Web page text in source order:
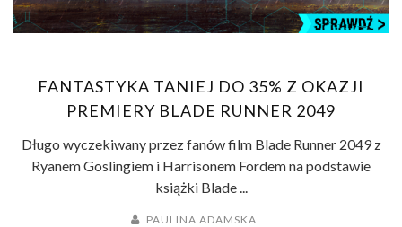
FANTASTYKA TANIEJ DO 35% Z OKAZJI
PREMIERY BLADE RUNNER 2049
Długo wyczekiwany przez fanów film Blade Runner 2049 z
Ryanem Goslingiem i Harrisonem Fordem na podstawie
książki Blade ...
PAULINA ADAMSKA